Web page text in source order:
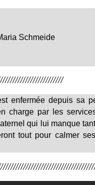
Schmeide
enfermée depuis sa
charge par les
qui lui manque
tout pour calmer